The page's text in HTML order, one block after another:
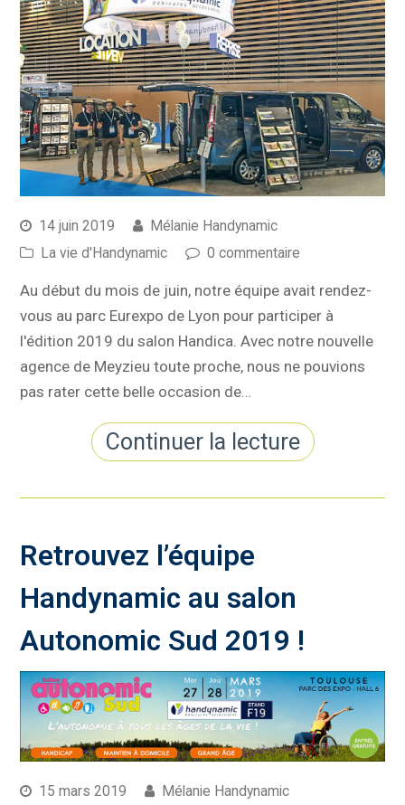
14 juin 2019
Mélanie Handynamic
La vie d'Handynamic
0 commentaire
Au début du mois de juin, notre équipe avait rendez-
vous au parc Eurexpo de Lyon pour participer à
l'édition 2019 du salon Handica. Avec notre nouvelle
agence de Meyzieu toute proche, nous ne pouvions
pas rater cette belle occasion de…
Continuer la lecture
Retrouvez l’équipe
Handynamic au salon
Autonomic Sud 2019 !
15 mars 2019
Mélanie Handynamic